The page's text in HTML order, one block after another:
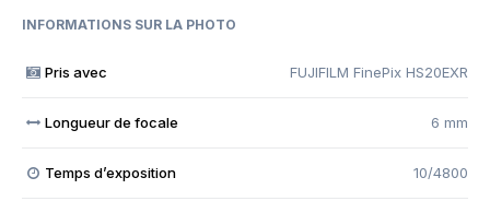
INFORMATIONS SUR LA PHOTO
Pris avec FUJIFILM FinePix HS20EXR
Longueur de focale 6 mm
Temps d’exposition 10/4800